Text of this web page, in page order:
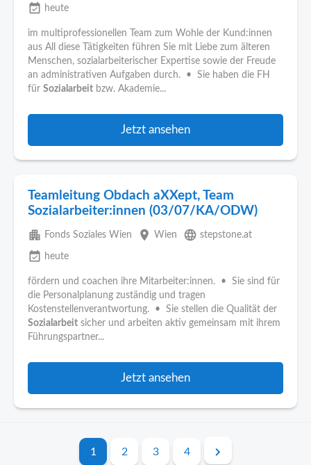
event_available heute
im multiprofessionellen Team zum Wohle der Kund:innen
aus All diese Tätigkeiten führen Sie mit Liebe zum älteren
Menschen, sozialarbeiterischer Expertise sowie der Freude
an administrativen Aufgaben durch. • Sie haben die FH
für Sozialarbeit bzw. Akademie...
Jetzt ansehen
Teamleitung Obdach aXXept, Team
Sozialarbeiter:innen (03/07/KA/ODW)
apartment Fonds Soziales Wien place Wien language stepstone.at
event_available heute
fördern und coachen ihre Mitarbeiter:innen. • Sie sind für
die Personalplanung zuständig und tragen
Kostenstellenverantwortung. • Sie stellen die Qualität der
Sozialarbeit sicher und arbeiten aktiv gemeinsam mit ihrem
Führungspartner...
Jetzt ansehen
1 2 3 4